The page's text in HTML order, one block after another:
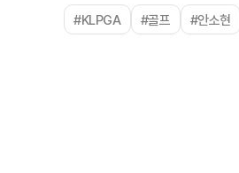
#KLPGA #골프 #안소현